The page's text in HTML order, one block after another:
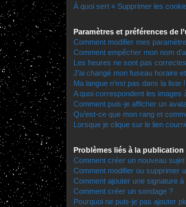
À quoi sert « Supprimer les
Paramètres et préférences de
Comment modifier mes
Comment empêcher mon nom
Les heures ne sont pas
J’ai changé mon fuseau horaire
Ma langue n’est pas dans la liste !
A quoi correspondent les images
Comment puis-je afficher un
Qu’est-ce que mon rang et
Lorsque je clique sur le lien
Problèmes liés à la publication
Comment créer un nouveau
Comment modifier ou supprimer
Comment ajouter une signature
Comment créer un sondage ?
Pourquoi ne puis-je pas ajouter